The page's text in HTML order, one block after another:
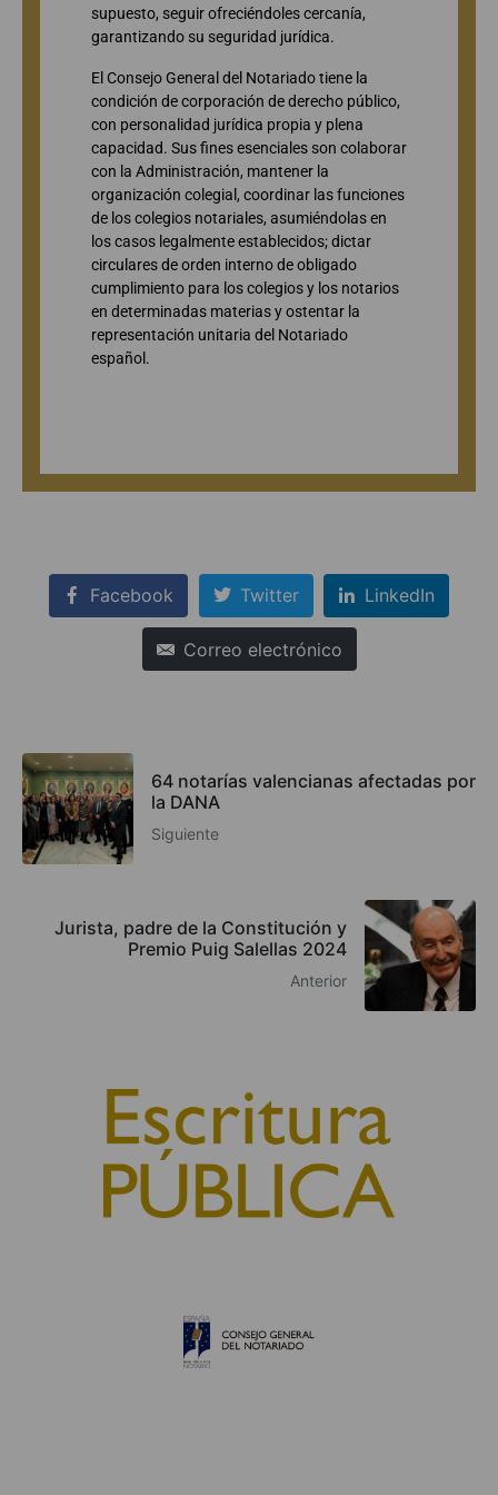
supuesto, seguir ofreciéndoles cercanía,
garantizando su seguridad jurídica.
El Consejo General del Notariado tiene la
condición de corporación de derecho público,
con personalidad jurídica propia y plena
capacidad. Sus fines esenciales son colaborar
con la Administración, mantener la
organización colegial, coordinar las funciones
de los colegios notariales, asumiéndolas en
los casos legalmente establecidos; dictar
circulares de orden interno de obligado
cumplimiento para los colegios y los notarios
en determinadas materias y ostentar la
representación unitaria del Notariado
español.
Facebook Twitter LinkedIn
Correo electrónico
64 notarías valencianas afectadas por
la DANA
Siguiente
Jurista, padre de la Constitución y
Premio Puig Salellas 2024
Anterior